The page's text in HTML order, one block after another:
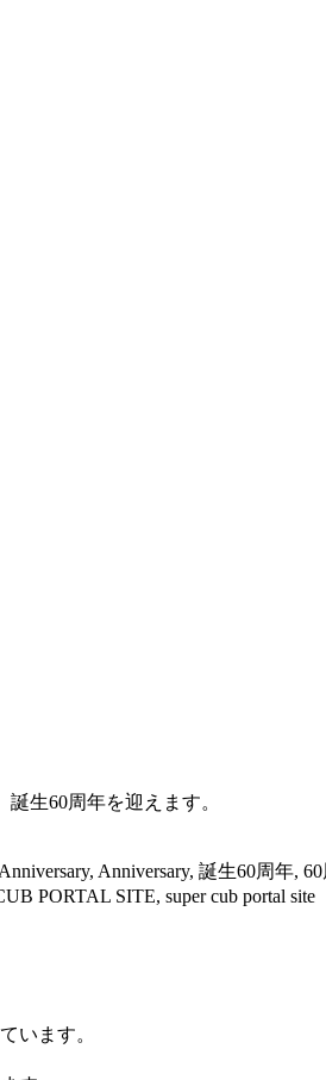
生60周年を迎えます。
Anniversary, 誕生60周年,
PORTAL SITE, super cub portal site
います。